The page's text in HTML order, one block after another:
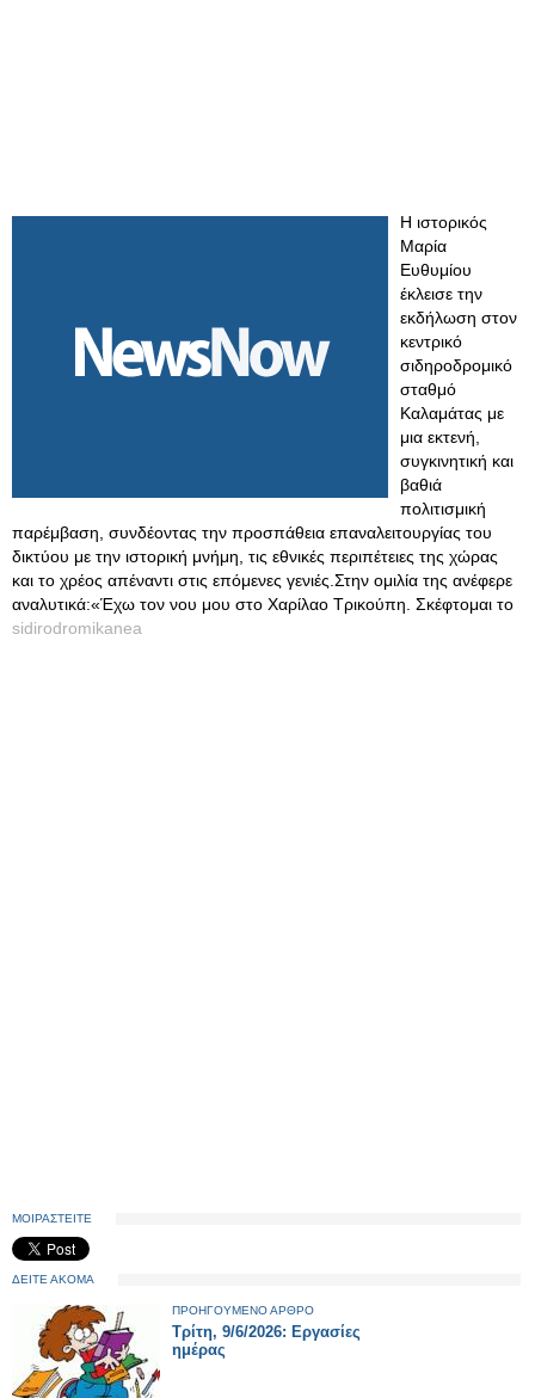
Η ιστορικός
Μαρία
Ευθυμίου
έκλεισε την
εκδήλωση στον
κεντρικό
σιδηροδρομικό
σταθμό
Καλαμάτας με
μια εκτενή,
συγκινητική και
βαθιά
πολιτισμική
παρέμβαση, συνδέοντας την προσπάθεια επαναλειτουργίας του
δικτύου με την ιστορική μνήμη, τις εθνικές περιπέτειες της χώρας
και το χρέος απέναντι στις επόμενες γενιές.Στην ομιλία της ανέφερε
αναλυτικά:«Έχω τον νου μου στο Χαρίλαο Τρικούπη. Σκέφτομαι το
sidirodromikanea
ΜΟΙΡΑΣΤΕΙΤΕ
ΔΕΙΤΕ ΑΚΟΜΑ
ΠΡΟΗΓΟΥΜΕΝΟ ΑΡΘΡΟ
Τρίτη, 9/6/2026: Εργασίες
ημέρας